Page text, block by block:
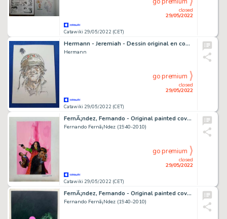
Catawiki 29/05/2022 (CET)
closed
29/05/2022
Hermann - Jeremiah - Dessin original en couleurs directes - Kurdy - Page volante
Hermann
Catawiki 29/05/2022 (CET)
closed
29/05/2022
go premium
FernÃ¡ndez, Fernando - Original painted cover (51x36 cm) - Original Detectives Cover Book - (1978)
Fernando Fernã¡Ndez (1940-2010)
Catawiki 29/05/2022 (CET)
closed
29/05/2022
go premium
FernÃ¡ndez, Fernando - Original painted cover (51x36 cm) - Detectives Cover book - (1978)
Fernando Fernã¡Ndez (1940-2010)